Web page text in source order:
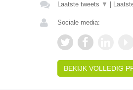
Laatste tweets ▼
Sociale media:
BEKIJK VOLLEDIG